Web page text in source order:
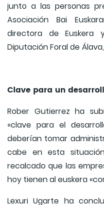
junto a las personas
Asociación Bai
directora de Euskera
Diputación Foral de
Clave para un
Rober Gutierrez ha
«clave para el
deberían tomar
cabe en esta
recalcado que las
hoy tienen al euskera
Lexuri Ugarte ha